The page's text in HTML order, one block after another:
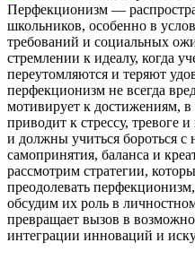
Перфекционизм —
школьников, особенно в
требований и социальных
стремлении к идеалу, когда
переутомляются и теряют
перфекционизм не всегда
мотивирует к достижениям, в
приводит к стрессу,
и должны учиться бороться с
самопринятия, баланса и
рассмотрим стратегии,
преодолевать
обсудим их роль в
превращает вызов в
интеграции инноваций и